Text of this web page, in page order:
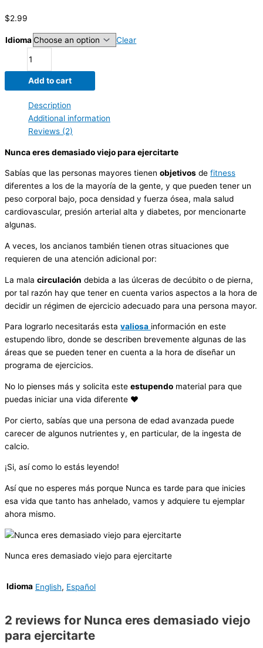
$2.99
Idioma Clear
Add to cart
Description
Additional information
Reviews (2)
Nunca eres demasiado viejo para ejercitarte
Sabías que las personas mayores tienen objetivos de fitness
diferentes a los de la mayoría de la gente, y que pueden tener un
peso corporal bajo, poca densidad y fuerza ósea, mala salud
cardiovascular, presión arterial alta y diabetes, por mencionarte
algunas.
A veces, los ancianos también tienen otras situaciones que
requieren de una atención adicional por:
La mala circulación debida a las úlceras de decúbito o de pierna,
por tal razón hay que tener en cuenta varios aspectos a la hora de
decidir un régimen de ejercicio adecuado para una persona mayor.
Para lograrlo necesitarás esta valiosa información en este
estupendo libro, donde se describen brevemente algunas de las
áreas que se pueden tener en cuenta a la hora de diseñar un
programa de ejercicios.
No lo pienses más y solicita este estupendo material para que
puedas iniciar una vida diferente ♥
Por cierto, sabías que una persona de edad avanzada puede
carecer de algunos nutrientes y, en particular, de la ingesta de
calcio.
¡Si, así como lo estás leyendo!
Así que no esperes más porque Nunca es tarde para que inicies
esa vida que tanto has anhelado, vamos y adquiere tu ejemplar
ahora mismo.
Nunca eres demasiado viejo para ejercitarte
Idioma English, Español
2 reviews for Nunca eres demasiado viejo
para ejercitarte